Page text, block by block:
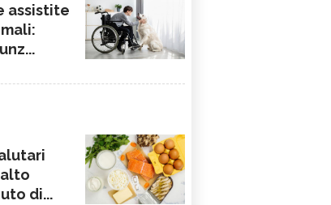
assistite
di...